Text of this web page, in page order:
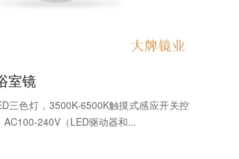
室镜
三色灯，3500K-6500K触摸式感应开关控
AC100-240V（LED驱动器和...